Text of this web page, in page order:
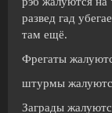
развед гад
там ещё.
Фрегаты
штурмы
Заграды